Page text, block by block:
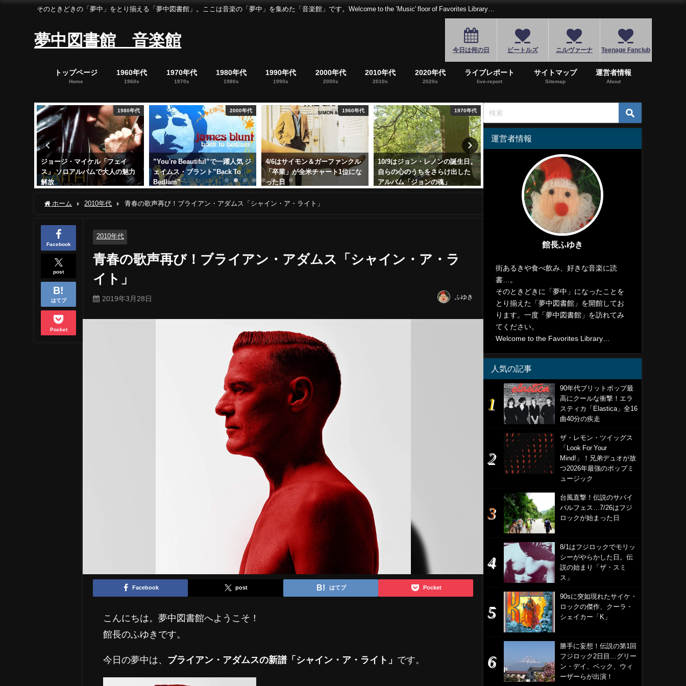
そのときどきの「夢中」をとり揃える「夢中図書館」。ここは音楽の「夢中」を集めた「音楽館」です。Welcome to the ’Music' floor of Favorites Library…
夢中図書館 音楽館
今日は何の日 ビートルズ ニルヴァーナ Teenage Fanclub
トップページ
Home
1960年代
1960s
1970年代
1970s
1980年代
1980s
1990年代
1990s
2000年代
2000s
2010年代
2010s
2020年代
2020s
ライブレポート
live-report
サイトマップ
Sitemap
運営者情報
About
1980年代
マイケル「フェイ
ルバムで大人の魅力
2000年代
”You're Beautiful”で一躍人気 ジ
ェイムス・ブラント”Back To
Bedlam”
1960年代
4/6はサイモン＆ガーファンクル
「卒業」が全米チャート1位にな
った日
1970年代
10/9はジョン・レノンの誕生日。
自らの心のうちをさらけ出した
アルバム「ジョンの魂」
1960年代
クラプトンとウィンウッドの伝
説バンド”ブラインド・フェイ
ス”奇跡の1枚
1990年代
サニーデイ・サービス「東京」
恋におちたら、あじさい、青春
狂騒曲
2021年8月26日
ホーム 2010年代 青春の歌声再び！ブライアン・アダムス「シャイン・ア・ライト」
Facebook
post
はてブ
Pocket
2010年代
青春の歌声再び！ブライアン・アダムス「シャイン・ア・ラ
イト」
2019年3月28日 ふゆき
Facebook post はてブ Pocket
こんにちは。夢中図書館へようこそ！
館長のふゆきです。
今日の夢中は、 ブライアン・アダムスの新譜「シャイン・ア・ライト」 です。
運営者情報
館長ふゆき
街あるきや食べ飲み、好きな音楽に読
書…。
そのときどきに「夢中」になったことを
とり揃えた「夢中図書館」を開館してお
ります。一度「夢中図書館」を訪れてみ
てください。
Welcome to the Favorites Library…
人気の記事
90年代ブリットポップ最
高にクールな衝撃！エラ
スティカ「Elastica」全16
曲40分の疾走
ザ・レモン・ツイッグス
「Look For Your
Mind!」！兄弟デュオが放
つ2026年最強のポップミ
ュージック
台風直撃！伝説のサバイ
バルフェス…7/26はフジ
ロックが始まった日
8/1はフジロックでモリッ
シーがやらかした日。伝
説の始まり「ザ・スミ
ス」
90sに突如現れたサイケ・
ロックの傑作、クーラ・
シェイカー「K」
勝手に妄想！伝説の第1回
フジロック2日目…グリー
ン・デイ、ベック、ウィ
ーザーらが出演！